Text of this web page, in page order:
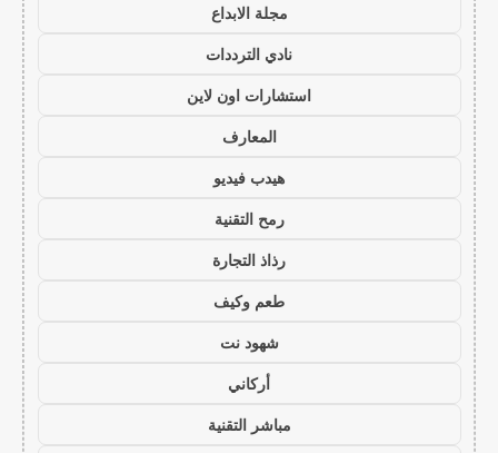
مجلة الابداع
نادي الترددات
استشارات اون لاين
المعارف
هيدب فيديو
رمح التقنية
رذاذ التجارة
طعم وكيف
شهود نت
أركاني
مباشر التقنية